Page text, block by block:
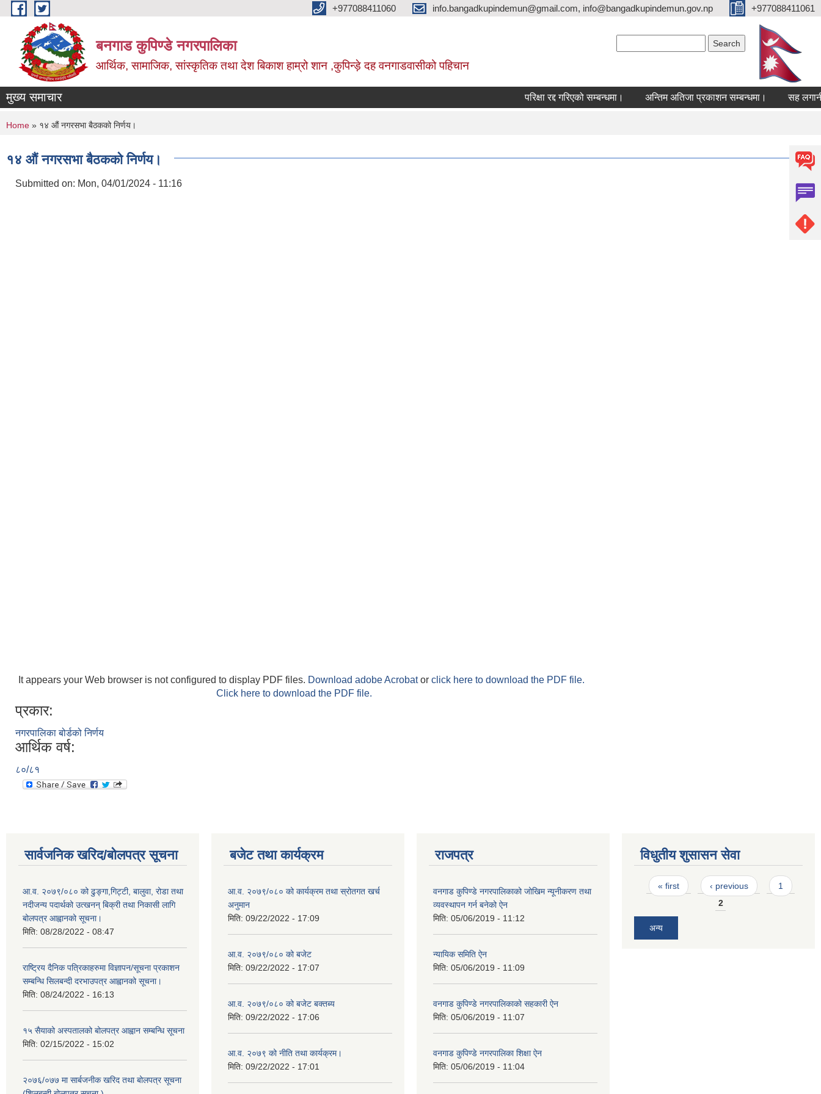
Skip to main content +977088411060 info.bangadkupindemun@gmail.com, info@bangadkupindemun.gov.np +977088411061
बनगाड कुपिण्डे नगरपालिका
आर्थिक, सामाजिक, सांस्कृतिक तथा देश बिकाश हाम्रो शान ,कुपिन्ड़े दह वनगाडवासीको पहिचान
मुख्य समाचार परिक्षा रद्द गरिएको सम्बन्धमा। अन्तिम अतिजा प्रकाशन सम्बन्धमा। सह लगानीमा
You are here
Home » १४ औं नगरसभा बैठकको निर्णय।
१४ औं नगरसभा बैठकको निर्णय।
Submitted on: Mon, 04/01/2024 - 11:16
It appears your Web browser is not configured to display PDF files. Download adobe Acrobator click here to download the PDF file.
Click here to download the PDF file.
प्रकार:
नगरपालिका बोर्डको निर्णय
आर्थिक वर्ष:
८०/८१
सार्वजनिक खरिद/बोलपत्र सूचना
आ.व. २०७९/०८० को ढुङ्गा,गिट्टी, बालुवा, रोडा तथा
नदीजन्य पदार्थको उत्खनन् बिक्री तथा निकासी लागि
बोलपत्र आह्वानको सूचना।
मिति: 08/28/2022 - 08:47
राष्ट्रिय दैनिक पत्रिकाहरुमा विज्ञापन/सूचना प्रकाशन
सम्बन्धि सिलबन्दी दरभाउपत्र आह्वानको सूचना।
मिति: 08/24/2022 - 16:13
१५ सैयाको अस्पतालको बोलपत्र आह्वान सम्बन्धि सूचना
मिति: 02/15/2022 - 15:02
२०७६/०७७ मा सार्बजनीक खरिद तथा बोलपत्र सूचना
बजेट तथा कार्यक्रम
आ.व. २०७९/०८० को कार्यक्रम तथा स्रोतगत खर्च
अनुमान
मिति: 09/22/2022 - 17:09
आ.व. २०७९/०८० को बजेट
मिति: 09/22/2022 - 17:07
आ.व. २०७९/०८० को बजेट बक्तब्य
मिति: 09/22/2022 - 17:06
आ.व. २०७९ को नीति तथा कार्यक्रम।
मिति: 09/22/2022 - 17:01
राजपत्र
वनगाड कुपिण्डे नगरपालिकाको जोखिम न्यूनीकरण तथा
व्यवस्थापन गर्न बनेको ऐन
मिति: 05/06/2019 - 11:12
न्यायिक समिति ऐन
मिति: 05/06/2019 - 11:09
वनगाड कुपिण्डे नगरपालिकाको सहकारी ऐन
मिति: 05/06/2019 - 11:07
वनगाड कुपिण्डे नगरपालिका शिक्षा ऐन
मिति: 05/06/2019 - 11:04
विधुतीय शुसासन सेवा
Pages
« first ‹ previous
1
2
अन्य